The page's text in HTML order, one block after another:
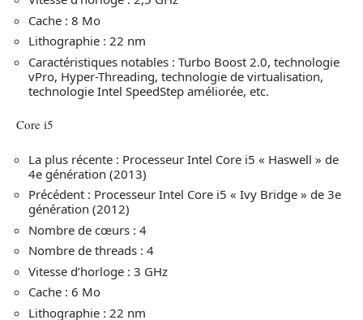
Cache : 8 Mo
Lithographie : 22 nm
Caractéristiques notables : Turbo Boost 2.0, technologie
vPro, Hyper-Threading, technologie de virtualisation,
technologie Intel SpeedStep améliorée, etc.
Core i5
La plus récente : Processeur Intel Core i5 « Haswell » de
4e génération (2013)
Précédent : Processeur Intel Core i5 « Ivy Bridge » de 3e
génération (2012)
Nombre de cœurs : 4
Nombre de threads : 4
Vitesse d’horloge : 3 GHz
Cache : 6 Mo
Lithographie : 22 nm